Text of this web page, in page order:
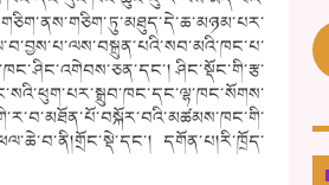
ཤིང་སྡོང་གི་རྩ་
དགོན་པ།རི་ཁྲོད་